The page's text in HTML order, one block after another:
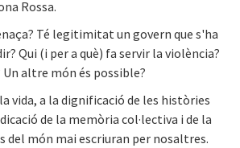
Rossa.
Té legitimitat un govern que s'ha
Qui (i per a què) fa servir la violència?
altre món és possible?
vida, a la dignificació de les històries
de la memòria col·lectiva i de la
del món mai escriuran per nosaltres.